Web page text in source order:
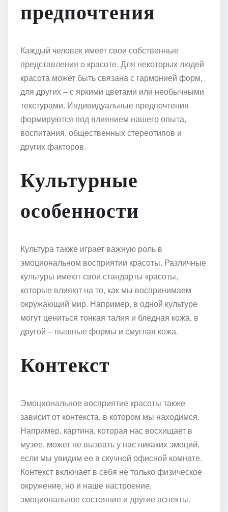
предпочтения
Каждый человек имеет свои собственные
представления о красоте. Для некоторых людей
красота может быть связана с гармонией форм,
для других – с яркими цветами или необычными
текстурами. Индивидуальные предпочтения
формируются под влиянием нашего опыта,
воспитания, общественных стереотипов и
других факторов.
Культурные
особенности
Культура также играет важную роль в
эмоциональном восприятии красоты. Различные
культуры имеют свои стандарты красоты,
которые влияют на то, как мы воспринимаем
окружающий мир. Например, в одной культуре
могут цениться тонкая талия и бледная кожа, в
другой – пышные формы и смуглая кожа.
Контекст
Эмоциональное восприятие красоты также
зависит от контекста, в котором мы находимся.
Например, картина, которая нас восхищает в
музее, может не вызвать у нас никаких эмоций,
если мы увидим ее в скучной офисной комнате.
Контекст включает в себя не только физическое
окружение, но и наше настроение,
эмоциональное состояние и другие аспекты.